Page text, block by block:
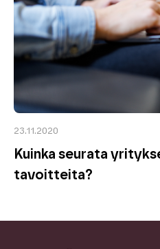
23.11.2020
Kuinka seurata
tavoitteita?